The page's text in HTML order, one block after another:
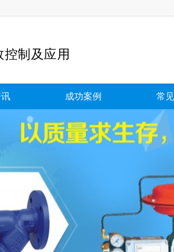
制及应用
成功案例 常